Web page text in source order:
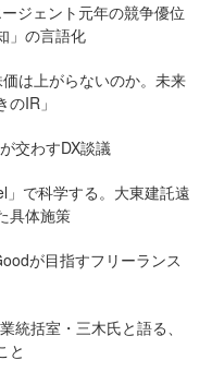
ジェント元年の競争優位
」の言語化
は上がらないのか。未来
IR」
交わすDX談議
で科学する。大東建託遠
具体施策
が目指すフリーランス
統括室・三木氏と語る、
と